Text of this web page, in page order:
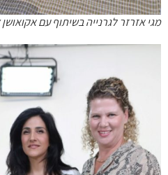
מגי אזרזר לגרנייה בשיתוף עם